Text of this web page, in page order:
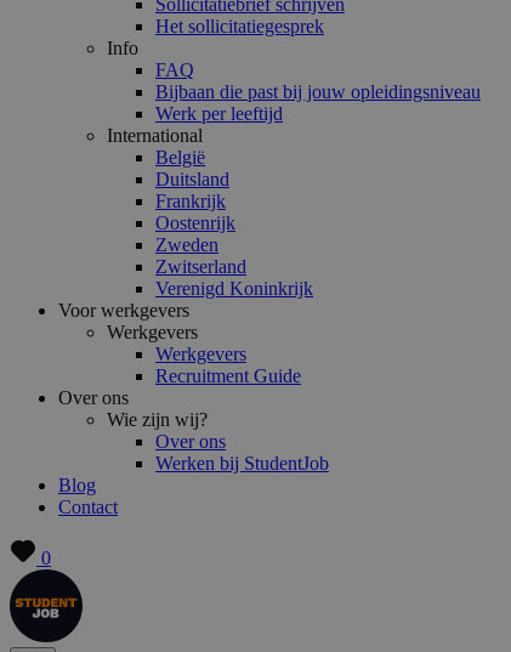
Sollicitatiebrief schrijven
Het sollicitatiegesprek
Info
FAQ
Bijbaan die past bij jouw opleidingsniveau
Werk per leeftijd
International
België
Duitsland
Frankrijk
Oostenrijk
Zweden
Zwitserland
Verenigd Koninkrijk
Voor werkgevers
Werkgevers
Werkgevers
Recruitment Guide
Over ons
Wie zijn wij?
Over ons
Werken bij StudentJob
Blog
Contact
0